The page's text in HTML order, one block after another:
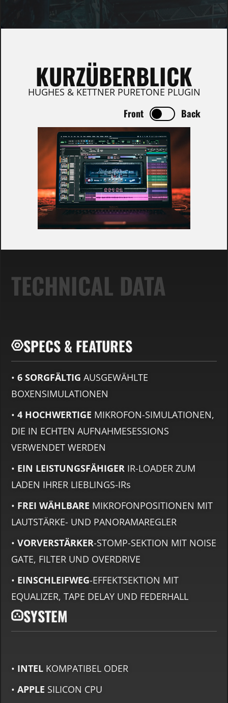
KURZÜBERBLICK
HUGHES & KETTNER PURETONE PLUGIN
Front Back
TECHNICAL DATA
SPECS & FEATURES
• 6 SORGFÄLTIG AUSGEWÄHLTE
BOXENSIMULATIONEN
• 4 HOCHWERTIGE MIKROFON-SIMULATIONEN,
DIE IN ECHTEN AUFNAHMESESSIONS
VERWENDET WERDEN
• EIN LEISTUNGSFÄHIGER IR-LOADER ZUM
LADEN IHRER LIEBLINGS-IRs
• FREI WÄHLBARE MIKROFONPOSITIONEN MIT
LAUTSTÄRKE- UND PANORAMAREGLER
• VORVERSTÄRKER-STOMP-SEKTION MIT NOISE
GATE, FILTER UND OVERDRIVE
• EINSCHLEIFWEG-EFFEKTSEKTION MIT
EQUALIZER, TAPE DELAY UND FEDERHALL
SYSTEM
• INTEL KOMPATIBEL ODER
• APPLE SILICON CPU